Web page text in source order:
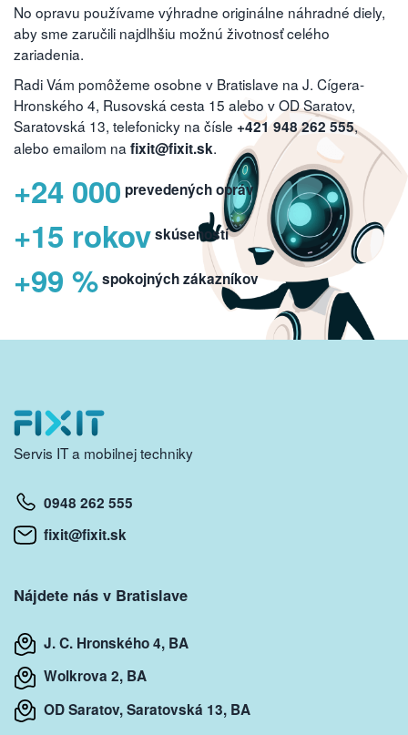
No opravu používame výhradne originálne náhradné diely,
aby sme zaručili najdlhšiu možnú životnosť celého
zariadenia.
Radi Vám pomôžeme osobne v Bratislave na J. Cígera-
Hronského 4, Rusovská cesta 15 alebo v OD Saratov,
Saratovská 13, telefonicky na čísle +421 948 262 555,
alebo emailom na fixit@fixit.sk.
+24 000 prevedených opráv
+15 rokovskúseností
+99 %spokojných zákazníkov
Servis IT a mobilnej techniky
0948 262 555
fixit@fixit.sk
Nájdete nás v Bratislave
J. C. Hronského 4, BA
Wolkrova 2, BA
OD Saratov, Saratovská 13, BA